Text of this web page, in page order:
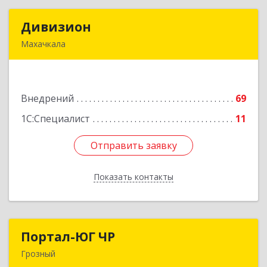
Дивизион
Махачкала
Внедрений
69
1С:Специалист
11
Отправить заявку
Показать контакты
Подробнее
Отправить заявку
Назад
Портал-ЮГ ЧР
Грозный